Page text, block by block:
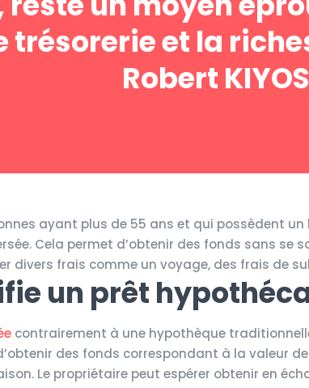
trésorerie et la
Robert
ayant plus de 55 ans et qui possèdent
Cela permet d’obtenir des fonds sans se
divers frais comme un voyage, des frais de
un prêt
contrairement à une hypothèque
des fonds correspondant à la valeur
Le propriétaire peut espérer obtenir en